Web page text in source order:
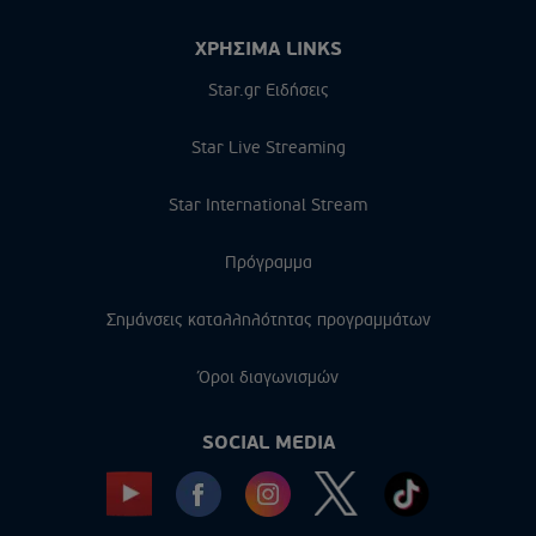
ΧΡΗΣΙΜΑ LINKS
Star.gr Ειδήσεις
Star Live Streaming
Star International Stream
Πρόγραμμα
Σημάνσεις καταλληλότητας προγραμμάτων
Όροι διαγωνισμών
SOCIAL MEDIA